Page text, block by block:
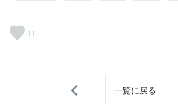
11
一覧に戻る